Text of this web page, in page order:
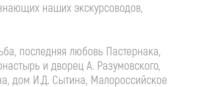
наших экскурсоводов,
последняя любовь Пастернака,
и дворец А. Разумовского,
дом И.Д. Сытина, Малороссийское